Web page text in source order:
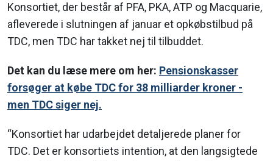
Konsortiet, der består af PFA, PKA, ATP og Macquarie,
afleverede i slutningen af januar et opkøbstilbud på
TDC, men TDC har takket nej til tilbuddet.
Det kan du læse mere om her: Pensionskasser
forsøger at købe TDC for 38 milliarder kroner -
men TDC siger nej.
“Konsortiet har udarbejdet detaljerede planer for
TDC. Det er konsortiets intention, at den langsigtede